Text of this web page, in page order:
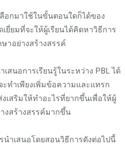
อกมาใช้ในขั้นตอนใดก็ได้ของ
ยี่ยมที่จะให้ผู้เรียนได้คิดหาวิธีการ
าอย่างสร้างสรรค์
เสนอการเรียนรู้ในระหว่าง PBL ได้
ทำเพียงเพิ่มข้อความและแทรก
เสริมให้ทำอะไรที่ยากขึ้นเพื่อให้ผู้
งสร้างสรรค์มากขึ้น
ำเสนอโดยสอนวิธีการดังต่อไปนี้